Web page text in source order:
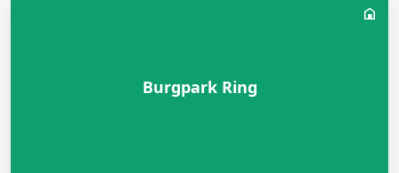
Burgpark Ring